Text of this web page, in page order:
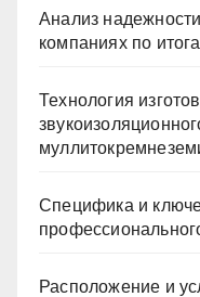
Анализ
компаниях по
Технология
Специфика и
Расположение и